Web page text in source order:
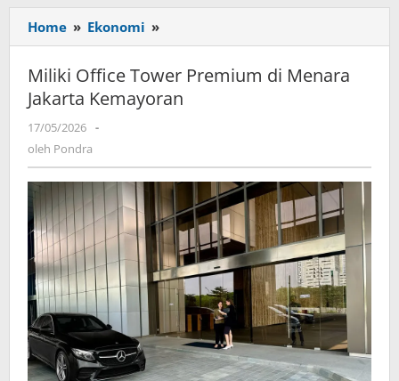
Home » Ekonomi »
Office
Tower
Premium
di
Kemayoran
Miliki Office Tower Premium di Menara
Jakarta Kemayoran
17/05/2026 oleh
-
oleh Pondra